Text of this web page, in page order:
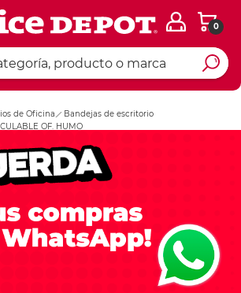
0
de Oficina
Bandejas de escritorio
OF. HUMO
Ingresar Codigo